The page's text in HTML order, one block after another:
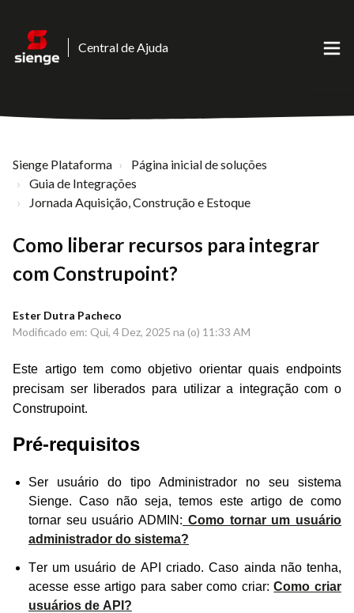
Central de Ajuda
Sienge Plataforma
Página inicial de soluções
Guia de Integrações
Jornada Aquisição, Construção e Estoque
Como liberar recursos para integrar
com Construpoint?
Ester Dutra Pacheco
Modificado em: Qui, 4 Dez, 2025 na (o) 11:33 AM
Este artigo tem como objetivo orientar quais endpoints
precisam ser liberados para utilizar a integração com o
Construpoint.
Pré-requisitos
Ser usuário do tipo Administrador no seu sistema
Sienge. Caso não seja, temos este artigo de como
tornar seu usuário ADMIN: Como tornar um usuário
administrador do sistema?
Ter um usuário de API criado. Caso ainda não tenha,
acesse esse artigo para saber como criar:Como criar
usuários de API?